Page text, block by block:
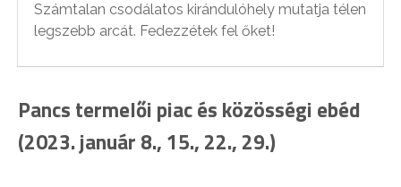
Számtalan csodálatos kirándulóhely mutatja télen
legszebb arcát. Fedezzétek fel őket!
Pancs termelői piac és közösségi ebéd
(2023. január 8., 15., 22., 29.)